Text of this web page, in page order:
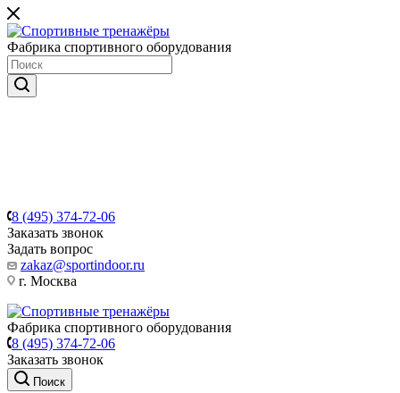
Фабрика спортивного оборудования
8 (495) 374-72-06
Заказать звонок
Задать вопрос
zakaz@sportindoor.ru
г. Москва
Фабрика спортивного оборудования
8 (495) 374-72-06
Заказать звонок
Поиск